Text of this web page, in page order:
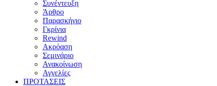
Συνέντευξη
Άρθρο
Παρασκήνιο
Γκρίνια
Rewind
Ακρόαση
Σεμινάριο
Ανακοίνωση
Αγγελίες
ΠΡΟΤΑΣΕΙΣ